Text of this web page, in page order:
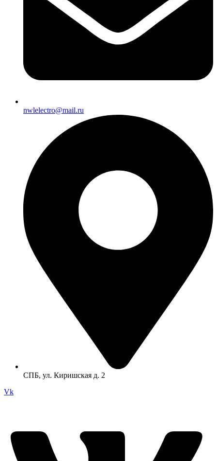
nwlelectro@mail.ru
СПБ, ул. Киришская д. 2
Vk